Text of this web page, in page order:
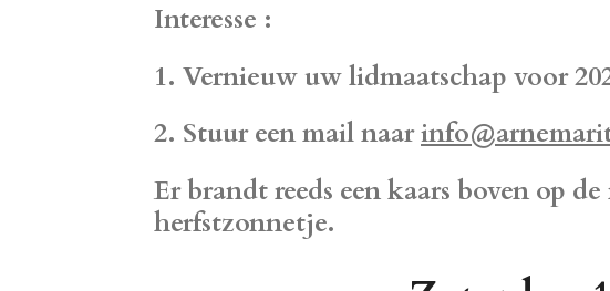
Interesse :
1. Vernieuw uw lidmaatschap voor
2. Stuur een mail naar
Er brandt reeds een kaars boven op
herfstzonnetje.